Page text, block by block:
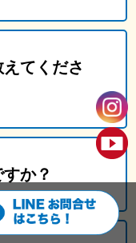
てくださ
か？